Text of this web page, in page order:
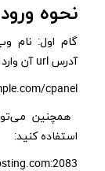
نحوه
آدرس url آن وارد کنید. به مثال زیر توجه کنید:
cpanel
همچنین
استفاده کنید: